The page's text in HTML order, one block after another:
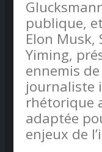
publique,
Elon Musk,
Yiming,
ennemis
journaliste
rhétorique
adaptée
enjeux de